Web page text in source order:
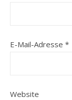
E-Mail-Adresse *
Website